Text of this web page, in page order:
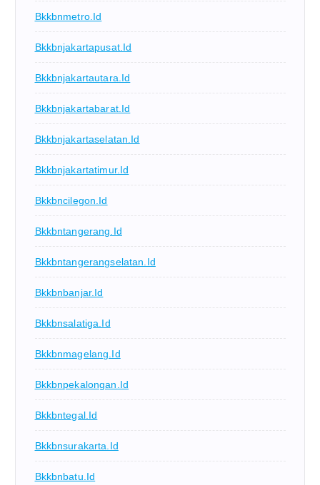
Bkkbnmetro.id
Bkkbnjakartapusat.id
Bkkbnjakartautara.id
Bkkbnjakartabarat.id
Bkkbnjakartaselatan.id
Bkkbnjakartatimur.id
Bkkbncilegon.id
Bkkbntangerang.id
Bkkbntangerangselatan.id
Bkkbnbanjar.id
Bkkbnsalatiga.id
Bkkbnmagelang.id
Bkkbnpekalongan.id
Bkkbntegal.id
Bkkbnsurakarta.id
Bkkbnbatu.id